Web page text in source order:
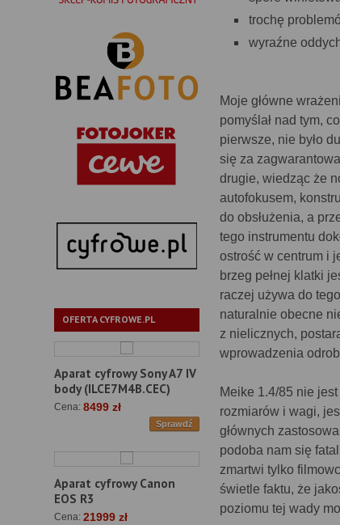
OFERTA CYFROWE.PL
Aparat cyfrowy Sony A7 IV
body (ILCE7M4B.CEC)
Cena: 8499 zł
Sprawdź
Aparat cyfrowy Canon
EOS R3
Cena: 21999 zł
trochę
wyraźne
Moje główne
pomyślał nad tym,
pierwsze, nie było
się za
drugie, wiedząc że
autofokusem,
do obsłużenia, a
tego instrumentu
ostrość w centrum i
brzeg pełnej klatki
raczej używa do
naturalnie obecne
z nielicznych,
wprowadzenia
Meike 1.4/85 nie
rozmiarów i wagi,
głównych
podoba nam się
zmartwi tylko
świetle faktu, że
poziomu tej wady